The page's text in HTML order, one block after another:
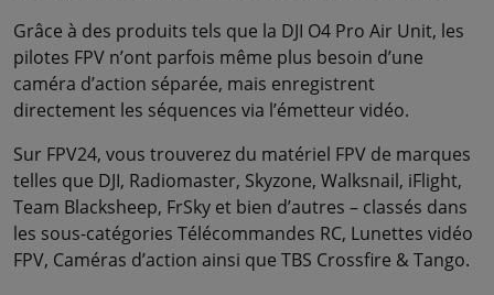
Grâce à des produits tels que la DJI O4 Pro Air Unit, les
pilotes FPV n’ont parfois même plus besoin d’une
caméra d’action séparée, mais enregistrent
directement les séquences via l’émetteur vidéo.
Sur FPV24, vous trouverez du matériel FPV de marques
telles que DJI, Radiomaster, Skyzone, Walksnail, iFlight,
Team Blacksheep, FrSky et bien d’autres – classés dans
les sous-catégories Télécommandes RC, Lunettes vidéo
FPV, Caméras d’action ainsi que TBS Crossfire & Tango.